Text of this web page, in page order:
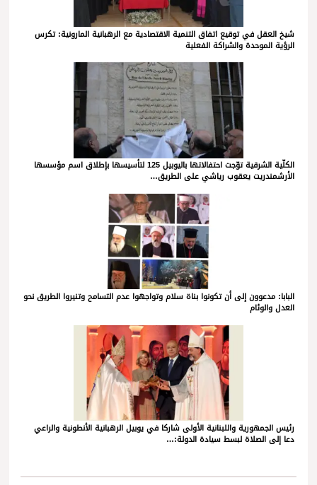
شيخ العقل في توقيع اتفاق التنمية الاقتصادية مع الرهبانية المارونية: تكرس
الرؤية الموحدة والشراكة الفعلية
الكلّية الشرقية توّجت احتفالاتها باليوبيل 125 لتأسيسها بإطلاق اسم مؤسسها
الأرشمندريت يعقوب رياشي على الطريق…
البابا: مدعوون إلى أن تكونوا بناة سلام وتواجهوا عدم التسامح وتنيروا الطريق نحو
العدل والوئام
رئيس الجمهورية واللبنانية الأولى شاركا في يوبيل الرهبانية الأنطونية والراعي
دعا إلى الصلاة لبسط سيادة الدولة:…